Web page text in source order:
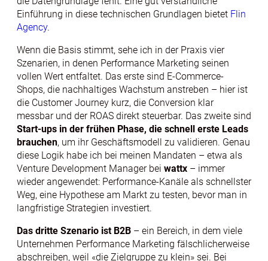
Einführung in diese technischen Grundlagen bietet Flin
Agency.
Wenn die Basis stimmt, sehe ich in der Praxis vier
Szenarien, in denen Performance Marketing seinen
vollen Wert entfaltet. Das erste sind E-Commerce-
Shops, die nachhaltiges Wachstum anstreben – hier ist
die Customer Journey kurz, die Conversion klar
messbar und der ROAS direkt steuerbar. Das zweite sind
Start-ups in der frühen Phase, die schnell erste Leads
brauchen, um ihr Geschäftsmodell zu validieren. Genau
diese Logik habe ich bei meinen Mandaten – etwa als
Venture Development Manager bei wattx – immer
wieder angewendet: Performance-Kanäle als schnellster
Weg, eine Hypothese am Markt zu testen, bevor man in
langfristige Strategien investiert.
Das dritte Szenario ist B2B – ein Bereich, in dem viele
Unternehmen Performance Marketing fälschlicherweise
abschreiben, weil «die Zielgruppe zu klein» sei. Bei